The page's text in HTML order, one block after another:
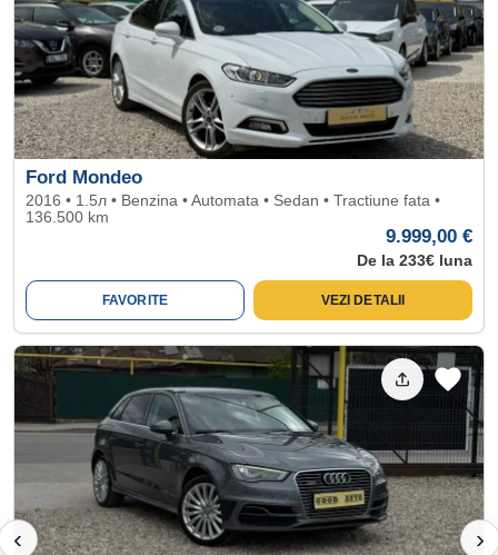
‹ ›
Ford Mondeo
2016 • 1.5л • Benzina • Automata • Sedan • Tractiune fata •
136.500 km
9.999,00 €
De la 233€ luna
FAVORITE VEZI DETALII